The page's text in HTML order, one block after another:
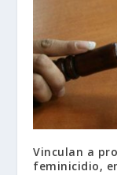
Vinculan a
feminicidio,